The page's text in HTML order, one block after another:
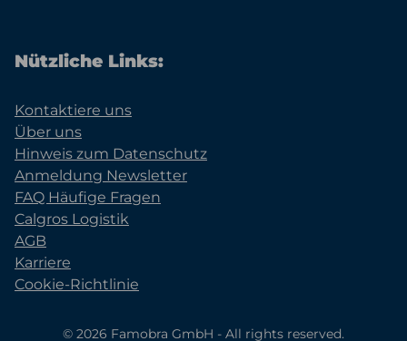
Nützliche Links:
Kontaktiere uns
Über uns
Hinweis zum Datenschutz
Anmeldung Newsletter
FAQ Häufige Fragen
Calgros Logistik
AGB
Karriere
Cookie-Richtlinie
© 2026 Famobra GmbH - All rights reserved.